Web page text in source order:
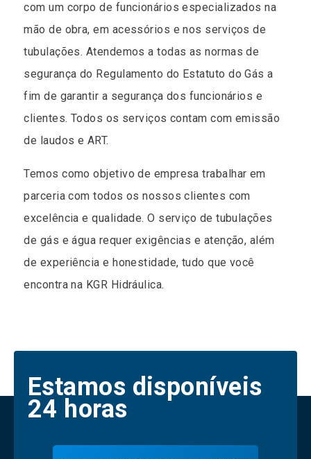
com um corpo de funcionários especializados na
mão de obra, em acessórios e nos serviços de
tubulações. Atendemos a todas as normas de
segurança do Regulamento do Estatuto do Gás a
fim de garantir a segurança dos funcionários e
clientes. Todos os serviços contam com emissão
de laudos e ART.
Temos como objetivo de empresa trabalhar em
parceria com todos os nossos clientes com
excelência e qualidade. O serviço de tubulações
de gás e água requer exigências e atenção, além
de experiência e honestidade, tudo que você
encontra na KGR Hidráulica.
Estamos disponíveis
24 horas